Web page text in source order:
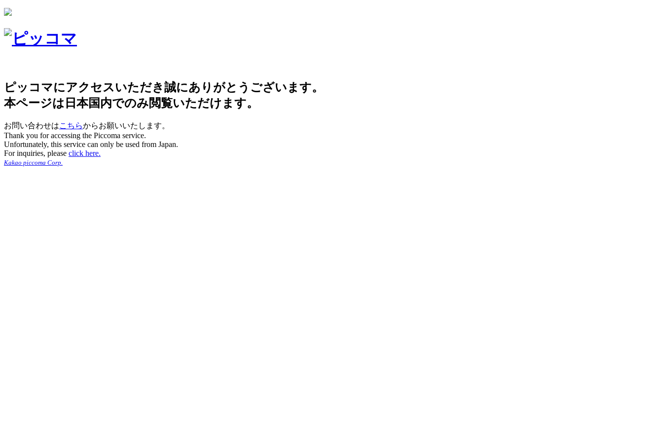
ピッコマにアクセスいただき誠にありがとうございます。
本ページは日本国内でのみ閲覧いただけます。
お問い合わせはこちらからお願いいたします。
Thank you for accessing the Piccoma service.
Unfortunately, this service can only be used from Japan.
For inquiries, please click here.
Kakao piccoma Corp.